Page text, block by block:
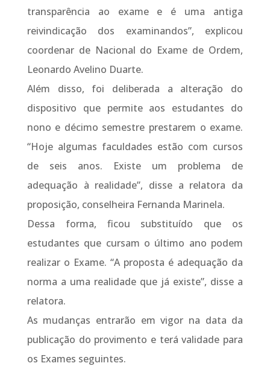
transparência ao exame e é uma antiga
reivindicação dos examinandos”, explicou
coordenar de Nacional do Exame de Ordem,
Leonardo Avelino Duarte.
Além disso, foi deliberada a alteração do
dispositivo que permite aos estudantes do
nono e décimo semestre prestarem o exame.
“Hoje algumas faculdades estão com cursos
de seis anos. Existe um problema de
adequação à realidade”, disse a relatora da
proposição, conselheira Fernanda Marinela.
Dessa forma, ficou substituído que os
estudantes que cursam o último ano podem
realizar o Exame. “A proposta é adequação da
norma a uma realidade que já existe”, disse a
relatora.
As mudanças entrarão em vigor na data da
publicação do provimento e terá validade para
os Exames seguintes.